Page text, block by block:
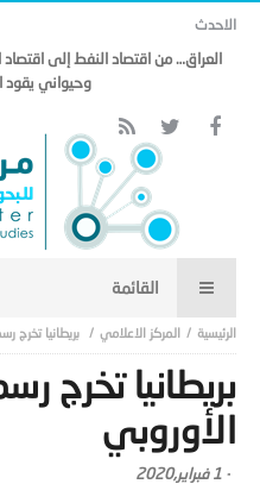
الاحدث
العراق… من اقتصاد النفط إلى اقتصاد
وحيواني يقود
المركز الاعلامي بريطانيا تخرج
بريطانيا تخرج
الأوروبي
- 1 فبراير,2020